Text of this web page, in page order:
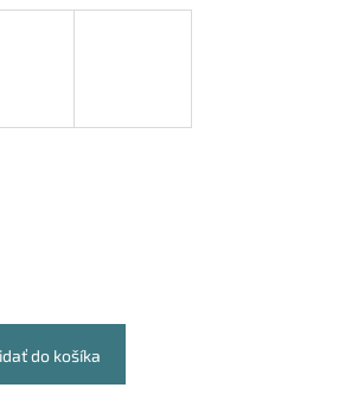
do košíka